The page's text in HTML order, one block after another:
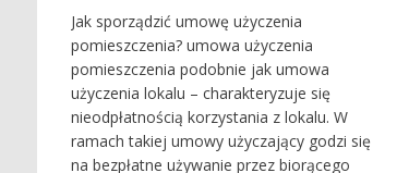
Jak sporządzić umowę użyczenia
pomieszczenia? umowa użyczenia
pomieszczenia podobnie jak umowa
użyczenia lokalu – charakteryzuje się
nieodpłatnością korzystania z lokalu. W
ramach takiej umowy użyczający godzi się
na bezpłatne używanie przez biorącego